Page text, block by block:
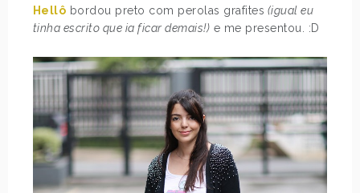
Hellô bordou preto com perolas grafites (igual eu
tinha escrito que ia ficar demais!) e me presentou. :D